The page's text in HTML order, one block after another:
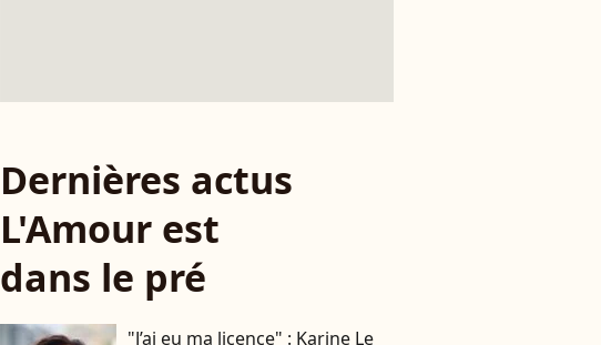
Dernières actus
L'Amour est
dans le pré
"J’ai eu ma licence" : Karine Le